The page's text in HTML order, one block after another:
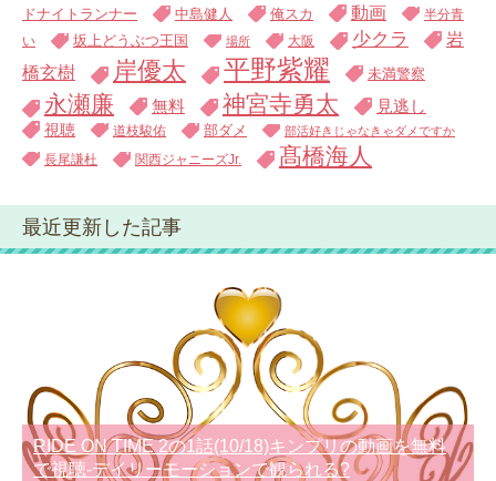
ドナイトランナー
中島健人 俺スカ 動画
半分青
い
坂上どうぶつ王国 場所 大阪 少クラ
岩
橋玄樹
岸優太 平野紫耀 未満警察
永瀬廉 無料 神宮寺勇太
見逃し
視聴
道枝駿佑 部ダメ 部活好きじゃなきゃダメですか
長尾謙杜 関西ジャニーズJr. 髙橋海人
最近更新した記事
RIDE ON TIME 2の1話(10/18)キンプリの動画を無料
で視聴-デイリーモーションで観られる?